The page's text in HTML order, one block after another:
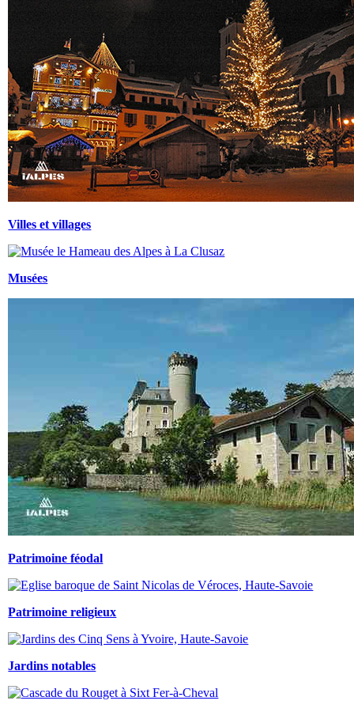
Villes et villages
Musées
Patrimoine féodal
Patrimoine religieux
Jardins notables